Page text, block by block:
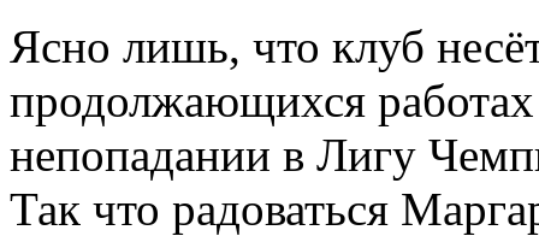
Ясно лишь, что клуб
продолжающихся
непопадании в Лигу
Так что радоваться